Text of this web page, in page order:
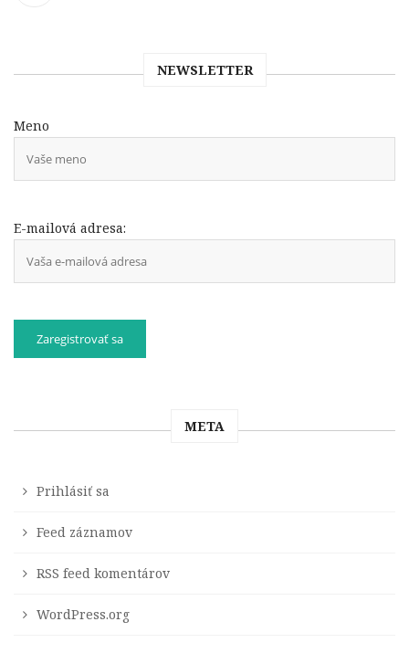
NEWSLETTER
Meno
E-mailová adresa:
META
Prihlásiť sa
Feed záznamov
RSS feed komentárov
WordPress.org